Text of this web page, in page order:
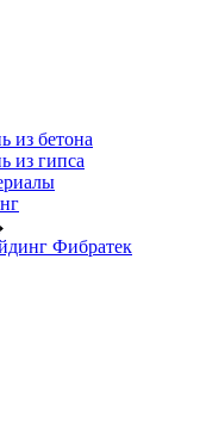
из бетона
из гипса
Фибратек